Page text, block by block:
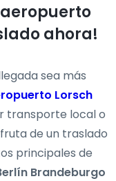
ahora!
sea más
Lorsch
transporte local o
de un traslado
principales de
Brandeburgo